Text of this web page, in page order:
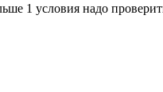
1 условия надо